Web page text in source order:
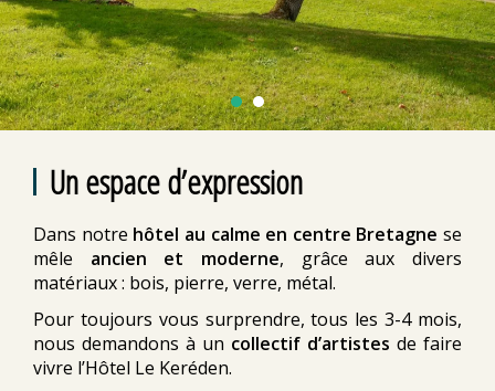
Un espace d’expression
Dans notre hôtel au calme en centre Bretagne se
mêle ancien et moderne, grâce aux divers
matériaux : bois, pierre, verre, métal.
Pour toujours vous surprendre, tous les 3-4 mois,
nous demandons à un collectif d’artistes de faire
vivre l’Hôtel Le Keréden.